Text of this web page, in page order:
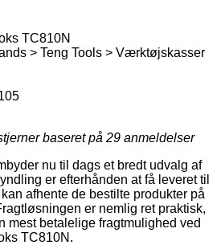
TC810N
> Teng Tools > Værktøjskasser
baseret på 29 anmeldelser
nu til dags et bredt udvalg af
er efterhånden at få leveret til
afhente de bestilte produkter på
er nemlig ret praktisk,
mest betalelige fragtmulighed ved
TC810N.